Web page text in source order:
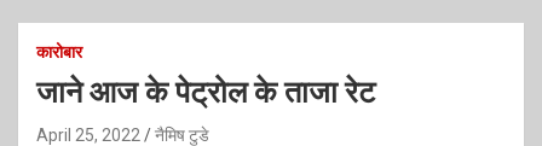
कारोबार
जाने आज के पेट्रोल के ताजा रेट
April 25, 2022 नैमिष टुडे